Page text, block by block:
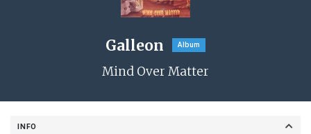
Galleon Album
Mind Over Matter
INFO